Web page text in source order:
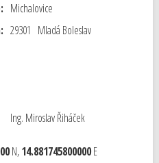
Michalovice
29301 Mladá Boleslav
Ing. Miroslav Řiháček
N,14.881745800000E